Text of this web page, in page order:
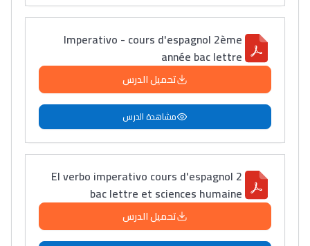
Imperativo - cours d'espagnol 2ème
année bac lettre
تحميل الدرس
مشاهدة الدرس
El verbo imperativo cours d'espagnol 2
bac lettre et sciences humaine
تحميل الدرس